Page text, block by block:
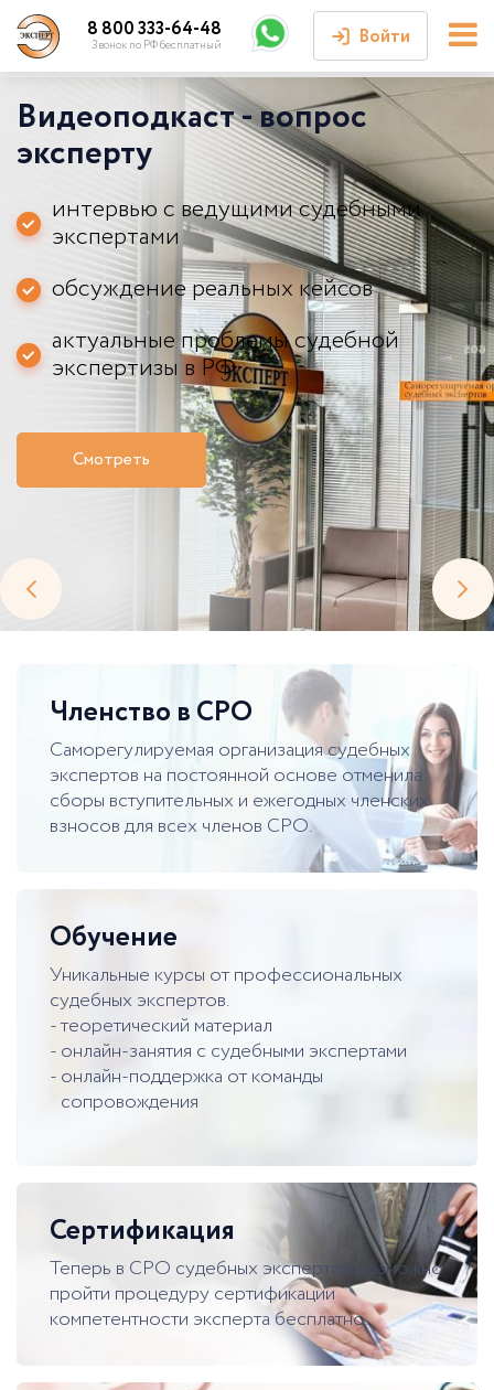
Войти
Войти или
зарегистрироваться
Личный кабинет
8 800 333-64-48
Звонок по РФ бесплатный
Видеоподкаст - вопрос
эксперту
интервью с ведущими судебными
экспертами
обсуждение реальных кейсов
актуальные проблемы судебной
экспертизы в РФ
Смотреть
Членство в СРО
Саморегулируемая организация судебных
экспертов на постоянной основе отменила
сборы вступительных и ежегодных членских
взносов для всех членов СРО.
Обучение
Уникальные курсы от профессиональных
судебных экспертов.
теоретический материал
онлайн-занятия с судебными экспертами
онлайн-поддержка от команды
сопровождения
Сертификация
Теперь в СРО судебных экспертов возможно
пройти процедуру сертификации
компетентности эксперта бесплатно.